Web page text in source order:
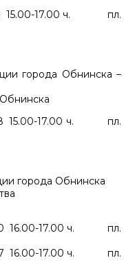
17.00 ч. пл.
города Обнинска –
17.00 ч. пл.
города Обнинска
ч. пл.
ч. пл.